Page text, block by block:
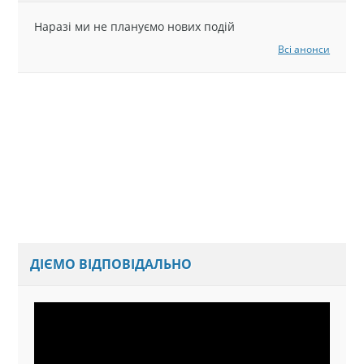
Наразі ми не плануємо нових подій
Всі анонси
ДІЄМО ВІДПОВІДАЛЬНО